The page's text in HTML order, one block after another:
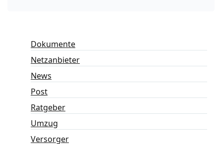
Dokumente
Netzanbieter
News
Post
Ratgeber
Umzug
Versorger